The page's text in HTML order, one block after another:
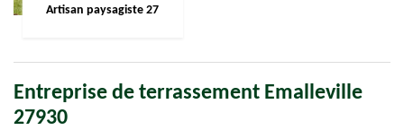
Artisan paysagiste 27
Entreprise de terrassement Emalleville
27930